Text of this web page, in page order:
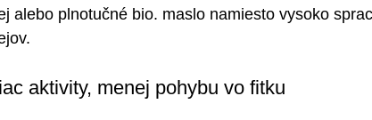
alebo plnotučné bio. maslo namiesto vysoko
aktivity, menej pohybu vo fitku